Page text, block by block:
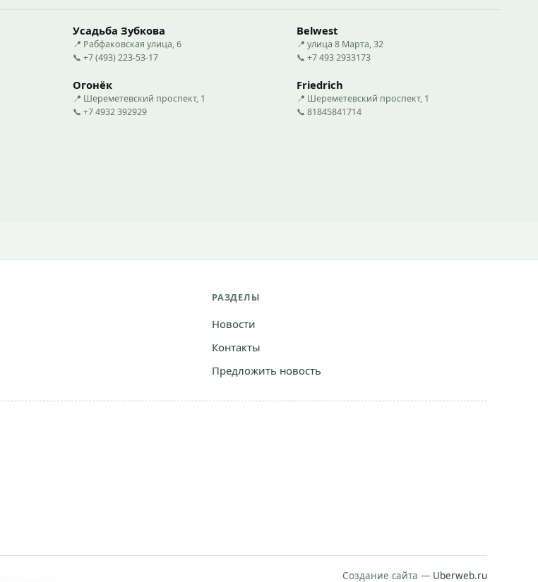
Усадьба Зубкова
📍 Рабфаковская улица, 6
📞 +7 (493) 223-53-17
Belwest
📍 улица 8 Марта, 32
📞 +7 493 2933173
Огонёк
📍 Шереметевский проспект, 1
📞 +7 4932 392929
Friedrich
📍 Шереметевский проспект, 1
📞 81845841714
РАЗДЕЛЫ
Новости
Контакты
Предложить новость
Создание сайта — Uberweb.ru